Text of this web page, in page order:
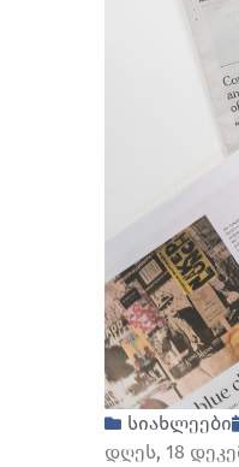
სიახლეები
დღეს, 18